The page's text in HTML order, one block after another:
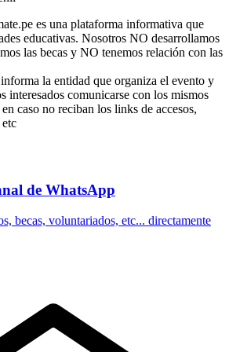
es una plataforma informativa que
educativas. Nosotros NO desarrollamos
las becas y NO tenemos relación con las
la entidad que organiza el evento y
interesados comunicarse con los mismos
caso no reciban los links de accesos,
de WhatsApp
becas, voluntariados, etc... directamente